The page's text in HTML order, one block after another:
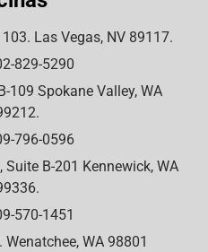
Las Vegas, NV 89117.
829-5290
109 Spokane Valley, WA
796-0596
B-201 Kennewick, WA
570-1451
WA 98801